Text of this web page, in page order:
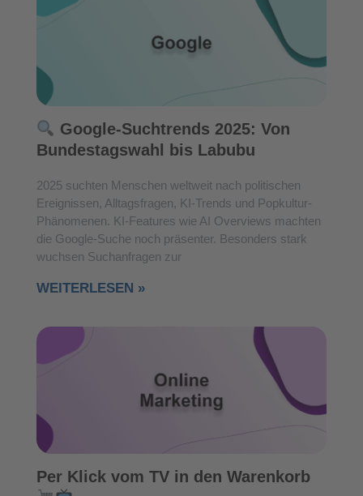
Google-Suchtrends 2025: Von
Bundestagswahl bis Labubu
2025 suchten Menschen weltweit nach politischen
Ereignissen, Alltagsfragen, KI-Trends und Popkultur-
Phänomenen. KI-Features wie AI Overviews machten
die Google-Suche noch präsenter. Besonders stark
wuchsen Suchanfragen zur
WEITERLESEN »
Per Klick vom TV in den Warenkorb